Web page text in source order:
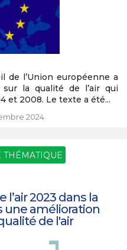
de l’Union européenne a
la qualité de l’air qui
et 2008. Le texte a été...
2024
THÉMATIQUE
l’air 2023 dans la
une amélioration
de l'air